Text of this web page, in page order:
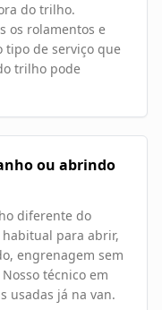
do trilho.
os rolamentos e
tipo de serviço que
trilho pode
ou abrindo
diferente do
para abrir,
engrenagem sem
técnico em
usadas já na van.